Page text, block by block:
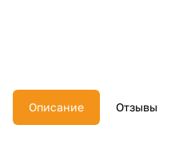
Описание Отзывы